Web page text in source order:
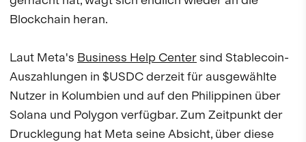
Blockchain heran.
Laut Meta's Business Help Centersind Stablecoin-
Auszahlungen in $USDC derzeit für ausgewählte
Nutzer in Kolumbien und auf den Philippinen über
Solana und Polygon verfügbar. Zum Zeitpunkt der
Drucklegung hat Meta seine Absicht, über diese